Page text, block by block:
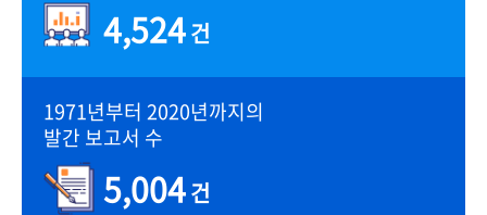
4,524건
1971년부터 2020년까지의
발간 보고서 수
5,004건